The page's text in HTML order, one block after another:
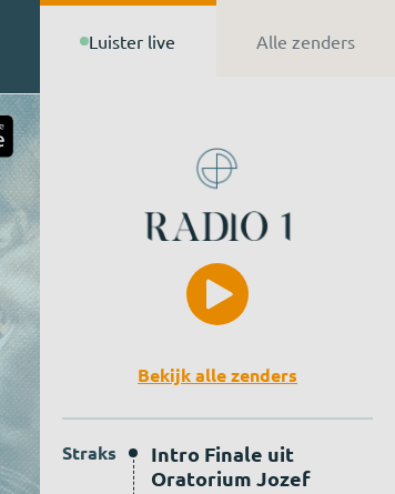
Luister live Alle zenders
Bekijk alle zenders
Straks
Intro Finale uit
Oratorium Jozef